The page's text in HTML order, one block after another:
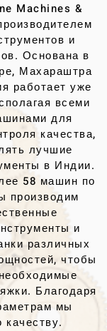
Machines &
и
Основана в
Махараштра
работает уже
всеми
для
качества,
лучшие
в Индии.
58 машин по
производим
и
различных
чтобы
Благодаря
мы